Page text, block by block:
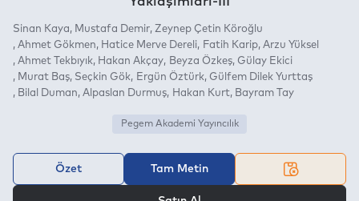
Sinan Kaya Mustafa Demir Zeynep Çetin Köroğlu
Ahmet Gökmen
Hatice Merve Dereli Fatih Karip Arzu Yüksel
Ahmet Tekbıyık
Hakan Akçay Beyza Özkeş Gülay Ekici
Murat Baş Seçkin Gök Ergün Öztürk Gülfem Dilek Yurttaş
Bilal Duman Alpaslan Durmuş Hakan Kurt Bayram Tay
Pegem Akademi Yayıncılık
Özet Tam Metin